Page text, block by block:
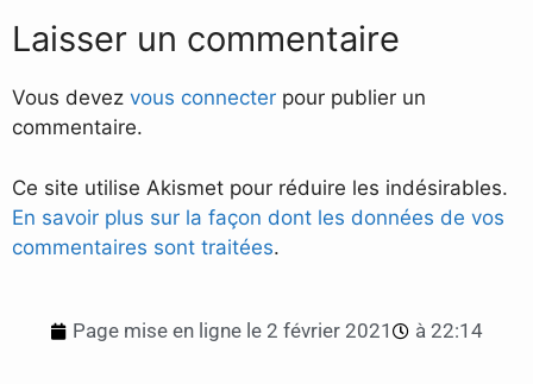
Laisser un commentaire
Vous devez vous connecter pour publier un
commentaire.
Ce site utilise Akismet pour réduire les indésirables.
En savoir plus sur la façon dont les données de vos
commentaires sont traitées.
Page mise en ligne le 2 février 2021 à 22:14